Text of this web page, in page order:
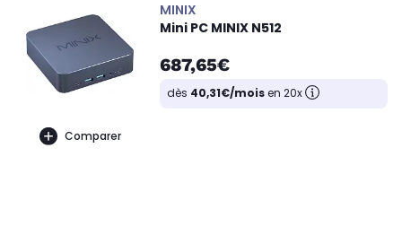
Comparer
MINIX
Mini PC MINIX N512
687,65€
dès 40,31€/moisen 20x